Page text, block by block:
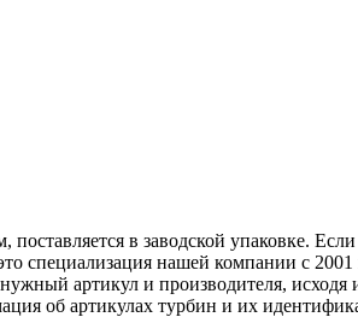
поставляется в заводской упаковке.
специализация нашей компании с
артикул и производителя, исходя
об артикулах турбин и их